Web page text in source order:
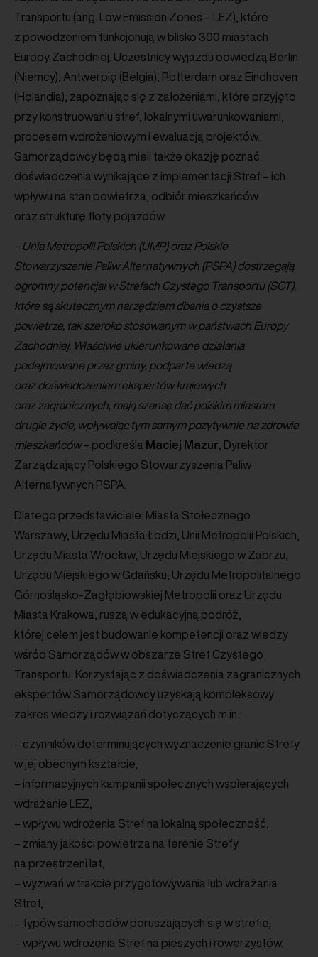
Transportu (ang. Low Emission Zones – LEZ), które
z powodzeniem funkcjonują w blisko 300 miastach
Europy Zachodniej. Uczestnicy wyjazdu odwiedzą Berlin
(Niemcy), Antwerpię (Belgia), Rotterdam oraz Eindhoven
(Holandia), zapoznając się z założeniami, które przyjęto
przy konstruowaniu stref, lokalnymi uwarunkowaniami,
procesem wdrożeniowym i ewaluacją projektów.
Samorządowcy będą mieli także okazję poznać
doświadczenia wynikające z implementacji Stref – ich
wpływu na stan powietrza, odbiór mieszkańców
oraz strukturę floty pojazdów.
– Unia Metropolii Polskich (UMP) oraz Polskie
Stowarzyszenie Paliw Alternatywnych (PSPA) dostrzegają
ogromny potencjał w Strefach Czystego Transportu (SCT),
które są skutecznym narzędziem dbaniao czystsze
powietrze, tak szeroko stosowanym w państwach Europy
Zachodniej. Właściwie ukierunkowane działania
podejmowane przez gminy, podparte wiedzą
oraz doświadczeniem ekspertów krajowych
oraz zagranicznych, mają szansę dać polskim miastom
drugie życie, wpływając tym samym pozytywnie na zdrowie
mieszkańców– podkreśla Maciej Mazur , Dyrektor
Zarządzający Polskiego Stowarzyszenia Paliw
Alternatywnych PSPA.
Dlatego przedstawiciele: Miasta Stołecznego
Warszawy, Urzędu Miasta Łodzi, Unii Metropolii Polskich,
Urzędu Miasta Wrocław, Urzędu Miejskiego w Zabrzu,
Urzędu Miejskiego w Gdańsku, Urzędu Metropolitalnego
Górnośląsko-Zagłębiowskiej Metropolii oraz Urzędu
Miasta Krakowa, ruszą w edukacyjną podróż,
której celem jest budowanie kompetencji oraz wiedzy
wśród Samorządów w obszarze Stref Czystego
Transportu. Korzystając z doświadczenia zagranicznych
ekspertów Samorządowcy uzyskają kompleksowy
zakres wiedzy i rozwiązań dotyczących m.in.:
– czynników determinujących wyznaczenie granic Strefy
w jej obecnym kształcie,
– informacyjnych kampanii społecznych wspierających
wdrażanie LEZ,
– wpływu wdrożenia Stref na lokalną społeczność,
– zmiany jakości powietrza na terenie Strefy
na przestrzeni lat,
– wyzwań w trakcie przygotowywania lub wdrażania
Stref,
– typów samochodów poruszających się w strefie,
– wpływu wdrożenia Stref na pieszych i rowerzystów.